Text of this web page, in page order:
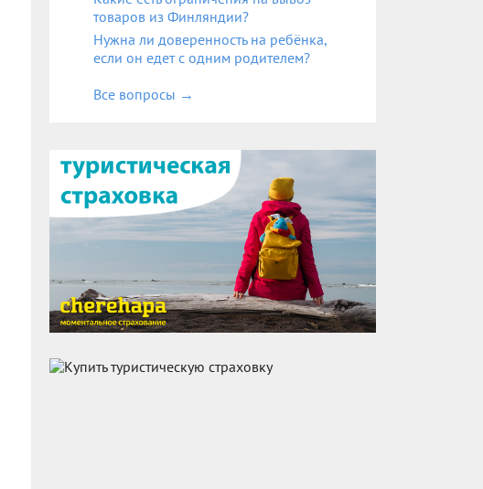
товаров из Финляндии?
Нужна ли доверенность на ребёнка,
если он едет с одним родителем?
Все вопросы →